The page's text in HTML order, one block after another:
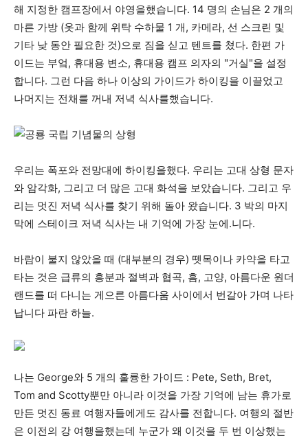
해 지정한 캠프장에서 야영을했습니다. 14 명의 손님은 2 개의
마른 가방 (옷과 함께 위탁 수하물 1 개, 카메라, 선 스크린 및
기타 낮 동안 필요한 것)으로 짐을 싣고 텐트를 쳤다. 한편 가
이드는 부엌, 휴대용 변소, 휴대용 캠프 의자의 "거실"을 설정
합니다. 그런 다음 하나 이상의 가이드가 하이킹을 이끌었고
나머지는 전채를 꺼내 저녁 식사를했습니다.
우리는 폭포와 전망대에 하이킹을했다. 우리는 고대 상형 문자
와 암각화, 그리고 더 많은 고대 화석을 보았습니다. 그리고 우
리는 멋진 저녁 식사를 찾기 위해 돌아 왔습니다. 3 박의 마지
막에 스테이크 저녁 식사는 내 기억에 가장 눈에.니다.
바람이 불지 않았을 때 (대부분의 경우) 뗏목이나 카약을 타고
타는 것은 급류의 흥분과 절벽과 협곡, 흠, 고양, 아름다운 원더
랜드를 떠 다니는 게으른 아름다움 사이에서 번갈아 가며 나타
납니다 파란 하늘.
나는 George와 5 개의 훌륭한 가이드 : Pete, Seth, Bret,
Tom and Scotty뿐만 아니라 이것을 가장 기억에 남는 휴가로
만든 멋진 동료 여행자들에게도 감사를 전합니다. 여행의 절반
은 이전의 강 여행을했는데 누군가 왜 이것을 두 번 이상했는